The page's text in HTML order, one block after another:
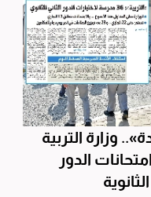
وزارة التربية
الدور